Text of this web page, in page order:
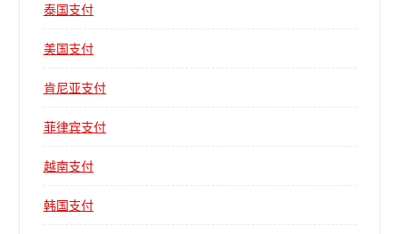
泰国支付
美国支付
肯尼亚支付
菲律宾支付
越南支付
韩国支付